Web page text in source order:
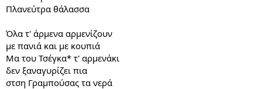
Πλανεύτρα θάλασσα
Όλα τ' άρμενα αρμενίζουν
με πανιά και με κουπιά
Μα του Τσέγκα* τ' αρμενάκι
δεν ξαναγυρίζει πια
στση Γραμπούσας τα νερά